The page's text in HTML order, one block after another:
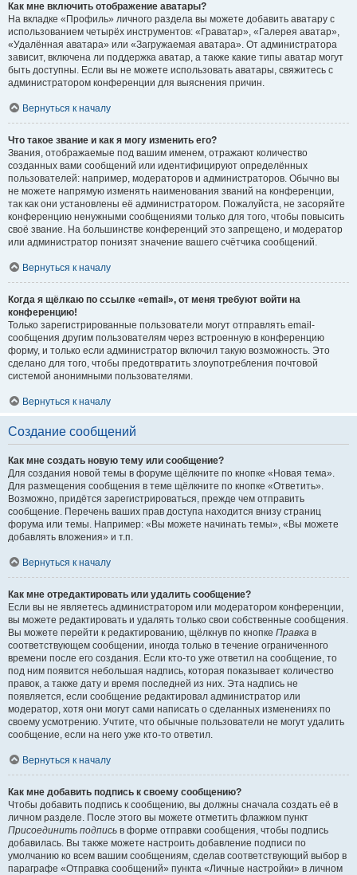
Как мне включить отображение аватары?
На вкладке «Профиль» личного раздела вы можете добавить аватару с
использованием четырёх инструментов: «Граватар», «Галерея аватар»,
«Удалённая аватара» или «Загружаемая аватара». От администратора
зависит, включена ли поддержка аватар, а также какие типы аватар могут
быть доступны. Если вы не можете использовать аватары, свяжитесь с
администратором конференции для выяснения причин.
Вернуться к началу
Что такое звание и как я могу изменить его?
Звания, отображаемые под вашим именем, отражают количество
созданных вами сообщений или идентифицируют определённых
пользователей: например, модераторов и администраторов. Обычно вы
не можете напрямую изменять наименования званий на конференции,
так как они установлены её администратором. Пожалуйста, не засоряйте
конференцию ненужными сообщениями только для того, чтобы повысить
своё звание. На большинстве конференций это запрещено, и модератор
или администратор понизят значение вашего счётчика сообщений.
Вернуться к началу
Когда я щёлкаю по ссылке «email», от меня требуют войти на
конференцию!
Только зарегистрированные пользователи могут отправлять email-
сообщения другим пользователям через встроенную в конференцию
форму, и только если администратор включил такую возможность. Это
сделано для того, чтобы предотвратить злоупотребления почтовой
системой анонимными пользователями.
Вернуться к началу
Создание сообщений
Как мне создать новую тему или сообщение?
Для создания новой темы в форуме щёлкните по кнопке «Новая тема».
Для размещения сообщения в теме щёлкните по кнопке «Ответить».
Возможно, придётся зарегистрироваться, прежде чем отправить
сообщение. Перечень ваших прав доступа находится внизу страниц
форума или темы. Например: «Вы можете начинать темы», «Вы можете
добавлять вложения» и т.п.
Вернуться к началу
Как мне отредактировать или удалить сообщение?
Если вы не являетесь администратором или модератором конференции,
вы можете редактировать и удалять только свои собственные сообщения.
Вы можете перейти к редактированию, щёлкнув по кнопке Правка в
соответствующем сообщении, иногда только в течение ограниченного
времени после его создания. Если кто-то уже ответил на сообщение, то
под ним появится небольшая надпись, которая показывает количество
правок, а также дату и время последней из них. Эта надпись не
появляется, если сообщение редактировал администратор или
модератор, хотя они могут сами написать о сделанных изменениях по
своему усмотрению. Учтите, что обычные пользователи не могут удалить
сообщение, если на него уже кто-то ответил.
Вернуться к началу
Как мне добавить подпись к своему сообщению?
Чтобы добавить подпись к сообщению, вы должны сначала создать её в
личном разделе. После этого вы можете отметить флажком пункт
Присоединить подпись в форме отправки сообщения, чтобы подпись
добавилась. Вы также можете настроить добавление подписи по
умолчанию ко всем вашим сообщениям, сделав соответствующий выбор в
параграфе «Отправка сообщений» пункта «Личные настройки» в личном